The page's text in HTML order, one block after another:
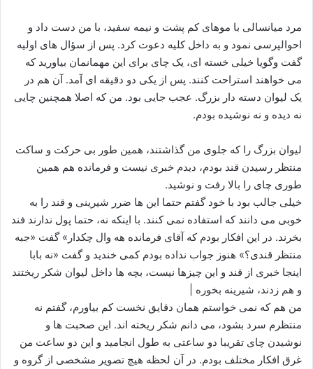
مرد میانسالی با موهای کم پشت و نیمه سفید، با من دست داد و
احوالپرسی نمود و به داخل کلیه دعوت کرد. پس از سؤال های اولیه
گفت وگویا خیلی خسته ای، یک چای برای این مهمانمان بیاورید که
می خواهند استراحت کنند. پس از یکی دو دقیقه ای آمد. آن هم در
یک لیوان دسته دار بزرگ. عجب جایی بود. من که اصلا همچنین چایی
نه دیده و نه نوشیده بودم.
لیوان بزرگ را که جلوی من گذاشتند، همین طور بی حرکت و ساکت
منتظر رسیدن قند بودم، دیدم خبری نیست و فرمانده هم همین
طوری چای را بالا رفت و نوشید.
خیلی جالب بود با خود گفتم حتما این ها ضرر شیرینی و قند را به
خوبی می دانند که استفاده نمی کنند. با اینکه نه، حتما پول ندارند فند
بخرند. در این افکار بودم که آقای فرمانده هه وال چکدار» گفت «جبه
منتظر قندی؟» هنوز جواب نداده بودم کمی خندید و گفت «نه بابا
اینجا خبری از قند و این چیزها نیست، بچه ها داخل لیوان شکر ریختند
و هم زدند، شیرینه بخوره |
من هم که نمی خواستم همان دقایق نخست کم بیاورم، گفتم نه
منتظرم سرد بشود، می دانم شکر ریخته اند. این صحبت ها و
نوشیدن چای تقریبا دو ساعتی به طول انجامید و این دو ساعت من
غرق افکار مختلف بودم. در آن لحظه هیچ تصویر مشخصی از گروه و